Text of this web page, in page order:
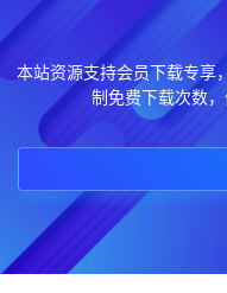
本站资源支持会员下载专享
制免费下载次数